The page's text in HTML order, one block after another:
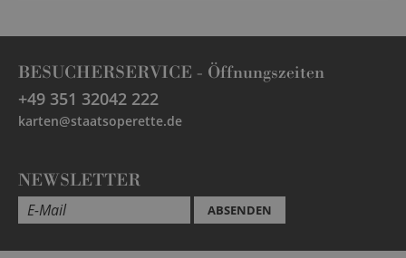
BESUCHERSERVICE - Öffnungszeiten
+49 351 32042 222
karten@staatsoperette.de
NEWSLETTER
ABSENDEN